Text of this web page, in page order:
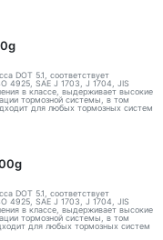
DOT 5.1, соответствует
4925, SAE J 1703, J 1704, JIS
в классе, выдерживает высокие
тормозной системы, в том
для любых тормозных систем
DOT 5.1, соответствует
4925, SAE J 1703, J 1704, JIS
в классе, выдерживает высокие
тормозной системы, в том
для любых тормозных систем